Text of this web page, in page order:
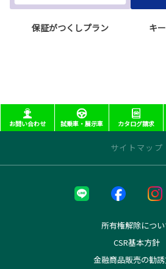
保証がつくしプラン キ
お問い合わせ 試乗車・展示車 カタログ請求
サイトマップ
所有権解除につ
CSR基本方針
金融商品販売の勧